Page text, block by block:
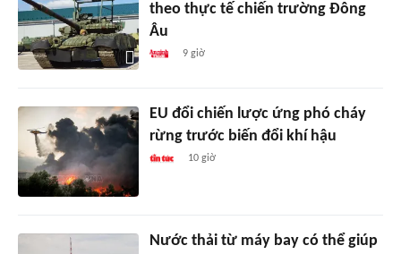
theo thực tế chiến trường Đông
Âu
9 giờ
EU đổi chiến lược ứng phó cháy
rừng trước biến đổi khí hậu
10 giờ
Nước thải từ máy bay có thể giúp